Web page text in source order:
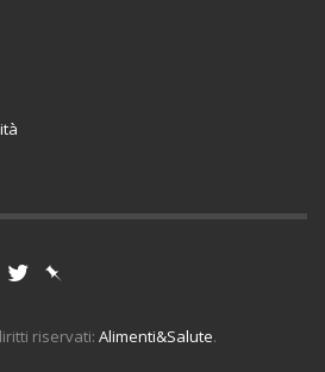
riservati: Alimenti&Salute.